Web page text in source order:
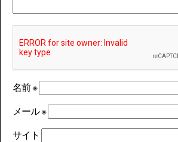
名前※
メール※
サイト